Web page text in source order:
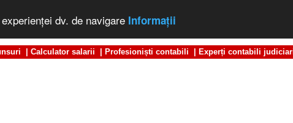
dv. de navigare Informaţii
Calculator salarii Profesioniști contabili Experți contabili